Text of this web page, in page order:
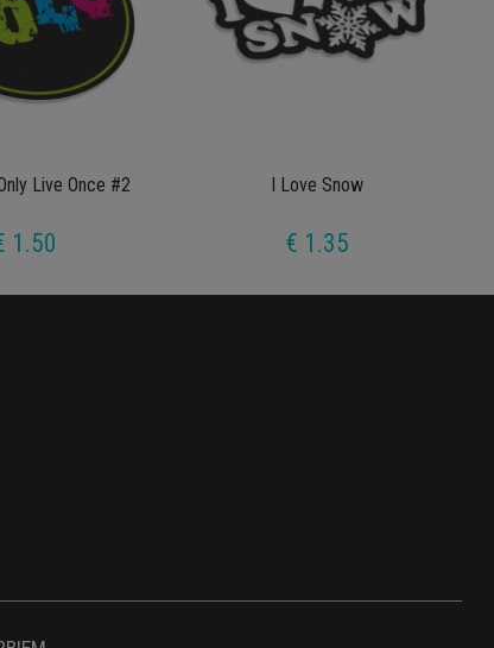
Live Once #2
1.50
I Love Snow
€ 1.35